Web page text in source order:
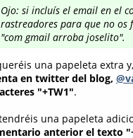
Ojo: si incluís el email en el
rastreadores para que no os
"com gmail arroba joselito".
una papeleta extra
en twitter del blog,
"+TW1".
una papeleta
anterior el texto